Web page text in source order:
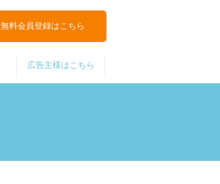
無料会員登録はこちら
広告主様はこちら